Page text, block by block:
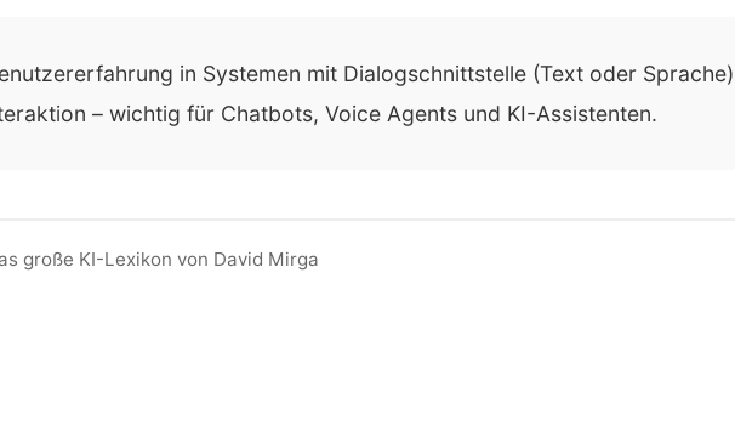
in Systemen mit Dialogschnittstelle (Text oder
– wichtig für Chatbots, Voice Agents und KI-Assistenten.
große KI-Lexikon von David Mirga